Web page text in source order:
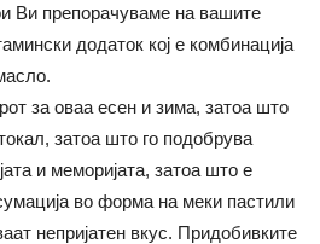
Ви препорачуваме на вашите
додаток кој е комбинација
за оваа есен и зима, затоа што
затоа што го подобрува
и меморијата, затоа што е
во форма на меки пастили
непријатен вкус. Придобивките